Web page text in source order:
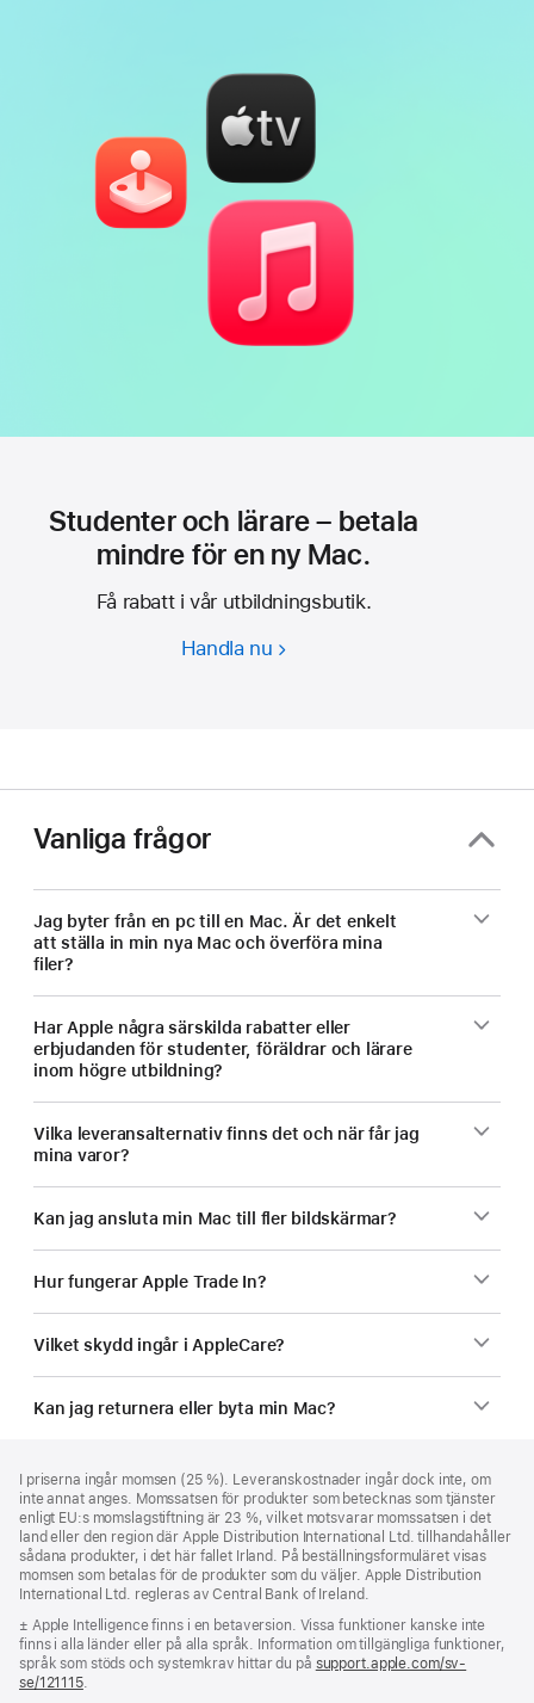
Studenter och lärare – betala
mindre för en ny Mac.
Få rabatt i vår utbildningsbutik.
Handla nu Studenter
mindre
ny
Mac.
Vanliga frågor
Jag byter från en pc till en Mac. Är det enkelt
att ställa in min nya Mac och överföra mina
filer?
Har Apple några särskilda rabatter eller
erbjudanden för studenter, föräldrar och lärare
inom högre utbildning?
Vilka leveransalternativ finns det och när får jag
mina varor?
Kan jag ansluta min Mac till fler bildskärmar?
Hur fungerar Apple Trade In?
Vilket skydd ingår i AppleCare?
Kan jag returnera eller byta min Mac?
I priserna ingår momsen (25 %). Leveranskostnader ingår dock inte, om
inte annat anges. Momssatsen för produkter som betecknas som tjänster
enligt EU:s momslagstiftning är 23 %, vilket motsvarar momssatsen i det
land eller den region där Apple Distribution International Ltd. tillhandahåller
sådana produkter, i det här fallet Irland. På beställningsformuläret visas
momsen som betalas för de produkter som du väljer. Apple Distribution
International Ltd. regleras av Central Bank of Ireland.
Fotnot
± Apple Intelligence finns i en betaversion. Vissa funktioner kanske inte
finns i alla länder eller på alla språk. Information om tillgängliga funktioner,
språk som stöds och systemkrav hittar du på support.apple.com/sv-
se/121115(Öppnas
.